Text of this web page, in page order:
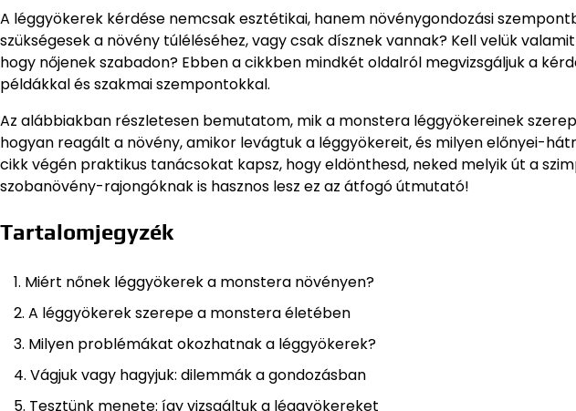
A léggyökerek kérdése nemcsak esztétikai, hanem növénygondozási
szükségesek a növény túléléséhez, vagy csak dísznek vannak? Kell velük
hogy nőjenek szabadon? Ebben a cikkben mindkét oldalról megvizsgáljuk a
példákkal és szakmai szempontokkal.
Az alábbiakban részletesen bemutatom, mik a monstera léggyökereinek
hogyan reagált a növény, amikor levágtuk a léggyökereit, és milyen előnyei-
cikk végén praktikus tanácsokat kapsz, hogy eldönthesd, neked melyik út a
szobanövény-rajongóknak is hasznos lesz ez az átfogó útmutató!
Tartalomjegyzék
Miért nőnek léggyökerek a monstera növényen?
A léggyökerek szerepe a monstera életében
Milyen problémákat okozhatnak a léggyökerek?
Vágjuk vagy hagyjuk: dilemmák a gondozásban
Tesztünk menete: így vizsgáltuk a léggyökereket